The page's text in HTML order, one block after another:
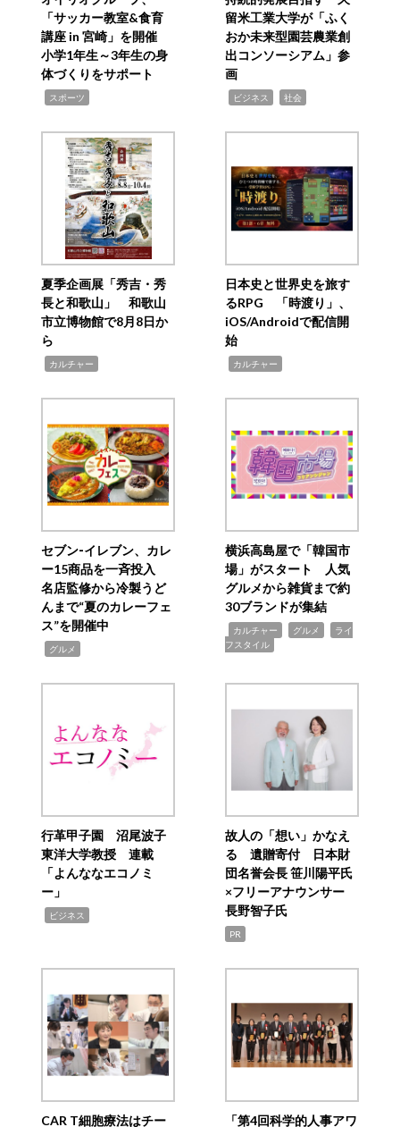
「サッカー教室&食育
講座 in 宮崎」を開催
小学1年生～3年生の身
体づくりをサポート
スポーツ
留米工業大学が「ふく
おか未来型園芸農業創
出コンソーシアム」参
画
ビジネス 社会
夏季企画展「秀吉・秀
長と和歌山」 和歌山
市立博物館で8月8日か
ら
カルチャー
日本史と世界史を旅す
るRPG 「時渡り」、
iOS/Androidで配信開
始
カルチャー
セブン‐イレブン、カレ
ー15商品を一斉投入
名店監修から冷製うど
んまで“夏のカレーフェ
ス”を開催中
グルメ
横浜高島屋で「韓国市
場」がスタート 人気
グルメから雑貨まで約
30ブランドが集結
カルチャー グルメ
ライ
フスタイル
行革甲子園 沼尾波子
東洋大学教授 連載
「よんななエコノミ
ー」
ビジネス
故人の「想い」かなえ
る 遺贈寄付 日本財
団名誉会長 笹川陽平氏
×フリーアナウンサー
長野智子氏
PR
CAR T細胞療法はチー
「第4回科学的人事アワ